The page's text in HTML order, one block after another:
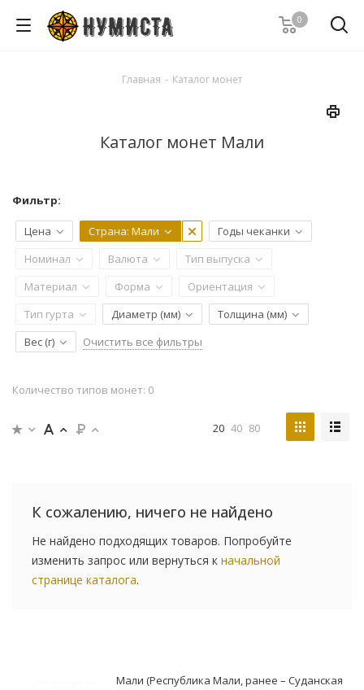
0
Главная - Каталог монет
Каталог монет Мали
Фильтр:
Цена Страна: Мали
Годы чеканки
Номинал
Валюта
Тип выпуска
Материал
Форма
Ориентация
Тип гурта
Диаметр (мм)
Толщина (мм)
Вес (г)
Очистить все фильтры
Количество типов монет: 0
20 40 80
К сожалению, ничего не найдено
Не найдено подходящих товаров. Попробуйте
изменить запрос или вернуться к начальной
странице каталога.
Мали (Республика Мали, ранее – Суданская